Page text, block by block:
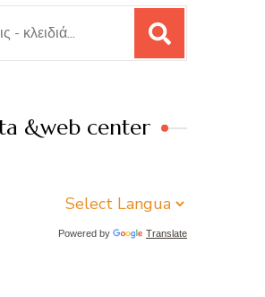
&web center
Powered by Translate